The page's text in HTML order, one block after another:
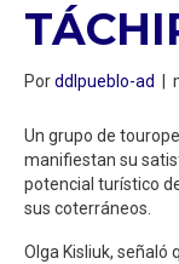
Porddlpueblo-ad |
Un grupo de
manifiestan su
potencial turístico
sus coterráneos.
Olga Kisliuk, señaló